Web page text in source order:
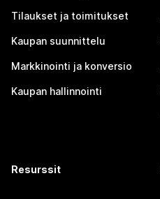
Tilaukset ja toimitukset
Kaupan suunnittelu
Markkinointi ja konversio
Kaupan hallinnointi
Resurssit